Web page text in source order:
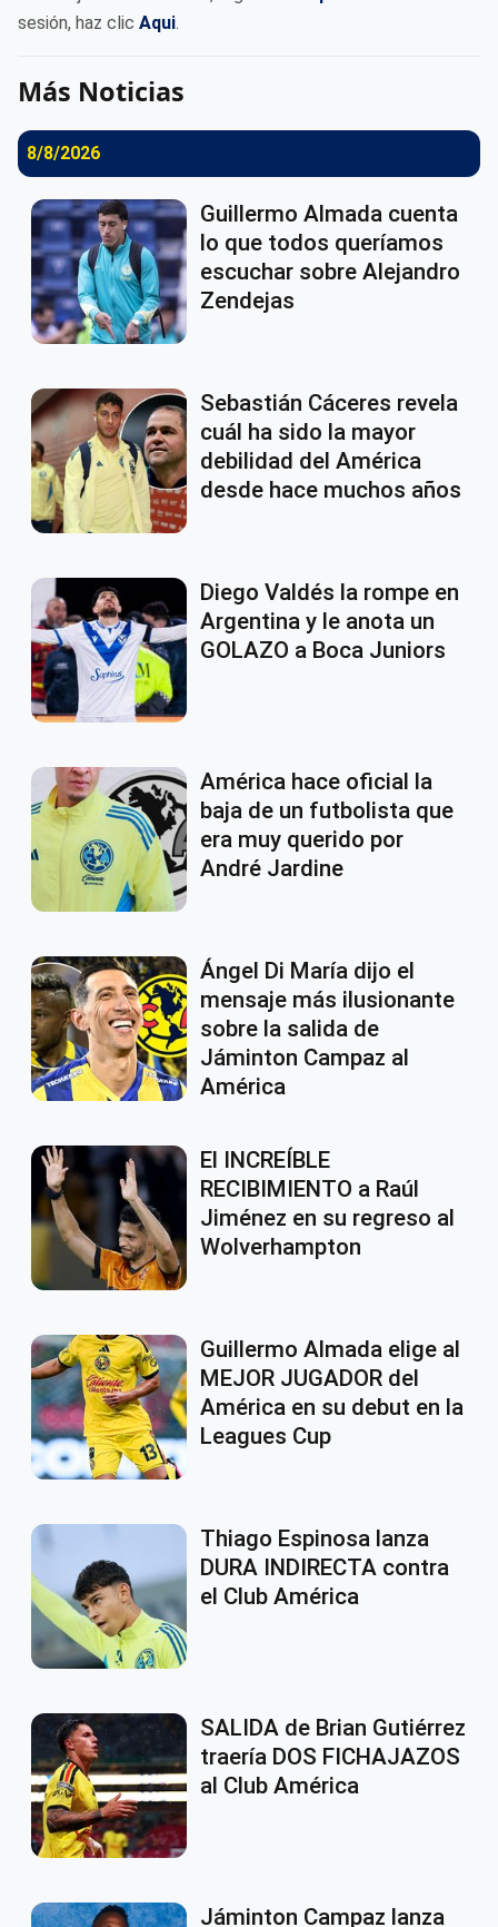
sesión, haz clic Aqui.
Más Noticias
8/8/2026
Guillermo Almada cuenta
lo que todos queríamos
escuchar sobre Alejandro
Zendejas
Sebastián Cáceres revela
cuál ha sido la mayor
debilidad del América
desde hace muchos años
Diego Valdés la rompe en
Argentina y le anota un
GOLAZO a Boca Juniors
América hace oficial la
baja de un futbolista que
era muy querido por
André Jardine
Ángel Di María dijo el
mensaje más ilusionante
sobre la salida de
Jáminton Campaz al
América
El INCREÍBLE
RECIBIMIENTO a Raúl
Jiménez en su regreso al
Wolverhampton
Guillermo Almada elige al
MEJOR JUGADOR del
América en su debut en la
Leagues Cup
Thiago Espinosa lanza
DURA INDIRECTA contra
el Club América
SALIDA de Brian Gutiérrez
traería DOS FICHAJAZOS
al Club América
Jáminton Campaz lanza